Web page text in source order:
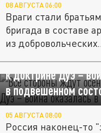
08 АВГУСТА 06:00
Враги стали
бригада в составе
из добровольческих...
"Все стороны ждут
к доктрине Дуэ –
в подвешенном
05 АВГУСТА 08:00
Россия наконец-то